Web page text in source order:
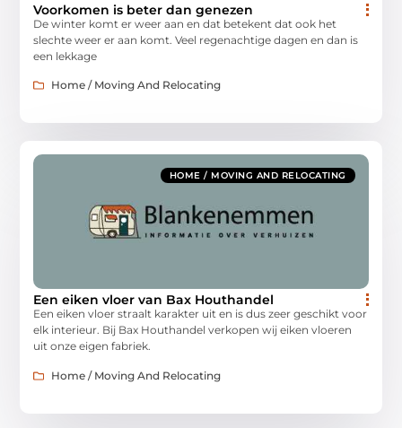
Voorkomen is beter dan genezen
De winter komt er weer aan en dat betekent dat ook het
slechte weer er aan komt. Veel regenachtige dagen en dan is
een lekkage
Home / Moving And Relocating
HOME / MOVING AND RELOCATING
Een eiken vloer van Bax Houthandel
Een eiken vloer straalt karakter uit en is dus zeer geschikt voor
elk interieur. Bij Bax Houthandel verkopen wij eiken vloeren
uit onze eigen fabriek.
Home / Moving And Relocating